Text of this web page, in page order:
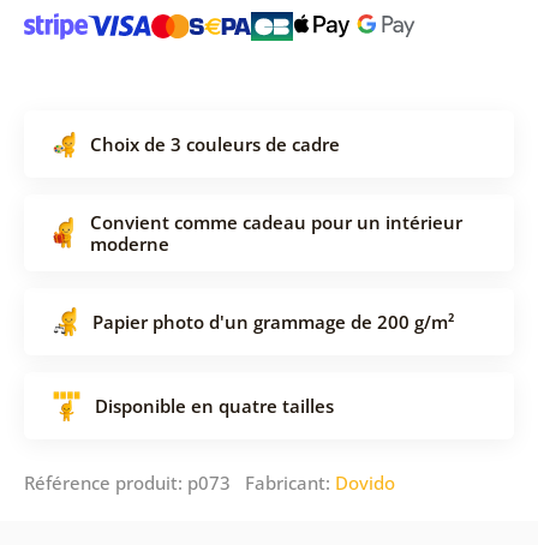
Choix de 3 couleurs de cadre
Convient comme cadeau pour un intérieur
moderne
Papier photo d'un grammage de 200 g/m²
Disponible en quatre tailles
Référence produit: p073 Fabricant: Dovido